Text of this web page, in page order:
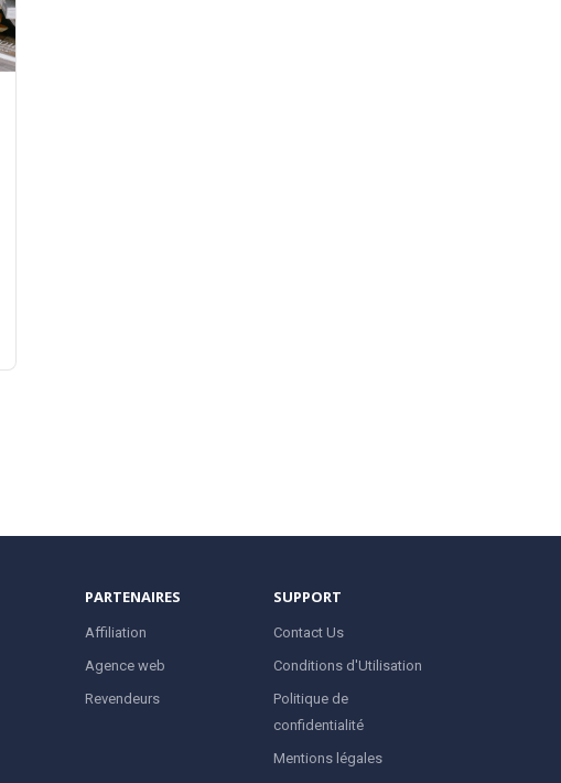
PARTENAIRES
Affiliation
Agence web
Revendeurs
SUPPORT
Contact Us
Conditions d'Utilisation
Politique de
confidentialité
Mentions légales